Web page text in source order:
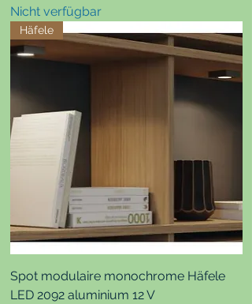
Nicht verfügbar
Häfele
Spot modulaire monochrome Häfele
LED 2092 aluminium 12 V